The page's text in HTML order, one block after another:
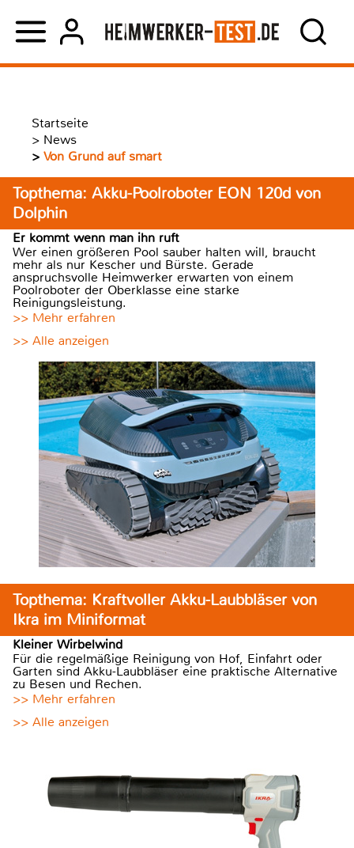
Startseite
> News
> Von Grund auf smart
Topthema: Akku-Poolroboter EON 120d von
Dolphin
Er kommt wenn man ihn ruft
Wer einen größeren Pool sauber halten will, braucht
mehr als nur Kescher und Bürste. Gerade
anspruchsvolle Heimwerker erwarten von einem
Poolroboter der Oberklasse eine starke
Reinigungsleistung.
>> Mehr erfahren
>> Alle anzeigen
Topthema: Kraftvoller Akku-Laubbläser von
Ikra im Miniformat
Kleiner Wirbelwind
Für die regelmäßige Reinigung von Hof, Einfahrt oder
Garten sind Akku-Laubbläser eine praktische Alternative
zu Besen und Rechen.
>> Mehr erfahren
>> Alle anzeigen